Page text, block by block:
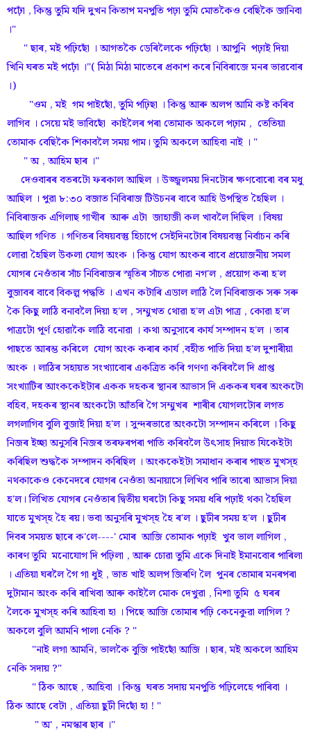
পঢ়োঁ , কিন্তু তুমি যদি দুখন কিতাপ মনপুতি পঢ়া তুমি মোতকৈও বেছিকৈ জানিবা
।"
" ছাৰ, মই পঢ়িছোঁ । আগতকৈ ডেৰিলৈকে পঢ়িছোঁ । আপুনি পঢ়াই দিয়া
খিনি ঘৰত মই পঢ়োঁ ।"( মিঠা মিঠা মাতেৰে প্ৰকাশ কৰে নিবিৰাজে মনৰ ভাৱবোৰ
।)
"ওম , মই গম পাইছোঁ, তুমি পঢ়িছা । কিন্তু আৰু অলপ আমি কষ্ট কৰিব
লাগিব । সেয়ে মই ভাবিছোঁ কাইলৈৰ পৰা তোমাক অকলে পঢ়াম , তেতিয়া
তোমাক বেছিকৈ শিকাবলৈ সময় পাম। তুমি অকলে আহিবা নাই । "
" অ , আহিম ছাৰ ।"
দেওবাৰৰ বতৰটো ফৰকাল আছিল । উজ্জ্বলময় দিনটোৰ ক্ষণবোৰো বৰ মধু
আছিল । পুৱা ৮:৩০ বজাত নিবিৰাজ টিউচনৰ বাবে আহি উপস্থিত হৈছিল ।
নিবিৰাজক এগিলাছ গাখীৰ আৰু এটা জাহাজী কল খাবলৈ দিছিল । বিষয়
আছিল গণিত । গণিতৰ বিষয়বস্তু হিচাপে সেইদিনটোৰ বিষয়বস্তু নিৰ্বাচন কৰি
লোৱা হৈছিল উকলা যোগ অংক । কিন্তু যোগ অংকৰ বাবে প্ৰয়োজনীয় সমল
যোগৰ নেওঁতাৰ সাঁচ নিবিৰাজৰ স্মৃতিৰ সাঁচত পোৱা নগ'ল , প্ৰয়োগ কৰা হ'ল
বুজাবৰ বাবে বিকল্প পদ্ধতি । এখন কটাৰি এডাল লাঠি লৈ নিবিৰাজক সৰু সৰু
কৈ কিছু লাঠি বনাবলৈ দিয়া হ'ল , সম্মুখত থোৱা হ'ল এটা পাত্ৰ , কোৱা হ'ল
পাত্ৰটো পূৰ্ণ হোৱাকৈ লাঠি বনোৱা । কথা অনুসাৰে কাৰ্য সম্পাদন হ'ল । তাৰ
পাছতে আৰম্ভ কৰিলে যোগ অংক কৰাৰ কাৰ্য ,বহীত পাতি দিয়া হ'ল দুশাৰীয়া
অংক । লাঠিৰ সহায়ত সংখ্যাবোৰ একত্ৰিত কৰি গণণা কৰিবলৈ দি প্ৰাপ্ত
সংখ্যাটিৰ আংককেইটাৰ একক দহকৰ স্থানৰ আভাস দি এককৰ ঘৰৰ অংকটো
বহিব, দহকৰ স্থানৰ অংকটো আঁতৰি গৈ সম্মুখৰ শাৰীৰ যোগলটোৰ লগত
লগলাগিব বুলি বুজাই দিয়া হ'ল । সুন্দৰভাৱে অংকটো সম্পাদন কৰিলে । কিছু
নিজৰ ইচ্ছা অনুসৰি নিজৰ তৰফৰপৰা পাতি কৰিবলৈ উৎসাহ দিয়াত যিকেইটা
কৰিছিল শুদ্ধকৈ সম্পাদন কৰিছিল । অংককেইটা সমাধান কৰাৰ পাছত মুখস্হ
নথকাকেও কেনেদৰে যোগৰ নেওঁতা অনায়াসে লিখিব পাৰি তাৰো আভাস দিয়া
হ'ল। লিখিত যোগৰ নেওঁতাৰ দ্বিতীয় ঘৰটো কিছু সময় ধৰি পঢ়াই থকা হৈছিল
যাতে মুখস্হ হৈ ৰয়। ভবা অনুসৰি মুখস্হ হৈ ৰ'ল । ছুটীৰ সময় হ'ল । ছুটীৰ
দিবৰ সময়ত ছাৰে ক'লে----' মোৰ আজি তোমাক পঢ়াই খুব ভাল লাগিল ,
কাৰণ তুমি মনোযোগ দি পঢ়িলা , আৰু চোৱা তুমি একে দিনাই ইমানবোৰ পাৰিলা
। এতিয়া ঘৰলৈ গৈ গা ধুই , ভাত খাই অলপ জিৰণি লৈ পুনৰ তোমাৰ মনৰপৰা
দুটামান অংক কৰি ৰাখিবা আৰু কাইলৈ মোক দেখুৱা , নিশা তুমি ৫ ঘৰৰ
লৈকে মুখস্হ কৰি আহিবা হা । পিছে আজি তোমাৰ পঢ়ি কেনেকুৱা লাগিল ?
অকলে বুলি আমনি পালা নেকি ? "
"নাই লগা আমনি, ভালকৈ বুজি পাইছোঁ আজি । ছাৰ, মই অকলে আহিম
নেকি সদায় ?"
" ঠিক আছে , আহিবা । কিন্তু ঘৰত সদায় মনপুতি পঢ়িলেহে পাৰিবা ।
ঠিক আছে বেটা , এতিয়া ছুটী দিছোঁ হা ! "
" অ' , নমস্কাৰ ছাৰ ।"